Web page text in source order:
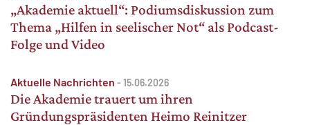
„Akademie aktuell“: Podiumsdiskussion zum
Thema „Hilfen in seelischer Not“ als Podcast-
Folge und Video
Aktuelle Nachrichten - 15.06.2026
Die Akademie trauert um ihren
Gründungspräsidenten Heimo Reinitzer